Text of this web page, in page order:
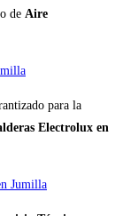
de Aire
para la
Electrolux en
Jumilla